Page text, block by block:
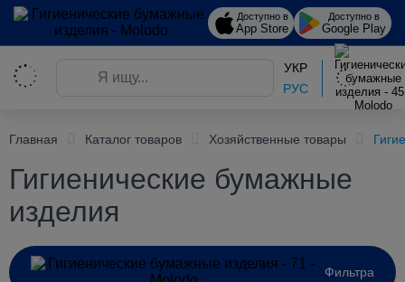
Доступно в
App Store
Доступно в
Google Play
УКР
РУС
Главная Каталог товаров Хозяйственные товары
Гигиенические бумажные
изделия
Фильтра